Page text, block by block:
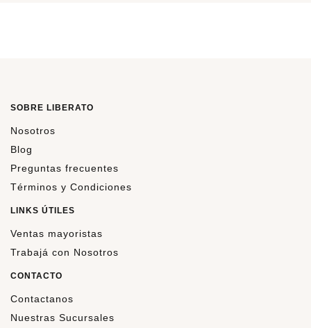
SOBRE LIBERATO
Nosotros
Blog
Preguntas frecuentes
Términos y Condiciones
LINKS ÚTILES
Ventas mayoristas
Trabajá con Nosotros
CONTACTO
Contactanos
Nuestras Sucursales